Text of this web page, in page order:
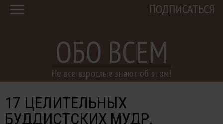
ОБО ВСЕМ
Не все взрослые знают об этом!
ПОДПИСАТЬСЯ
17 ЦЕЛИТЕЛЬНЫХ
БУДДИСТСКИХ МУДР,